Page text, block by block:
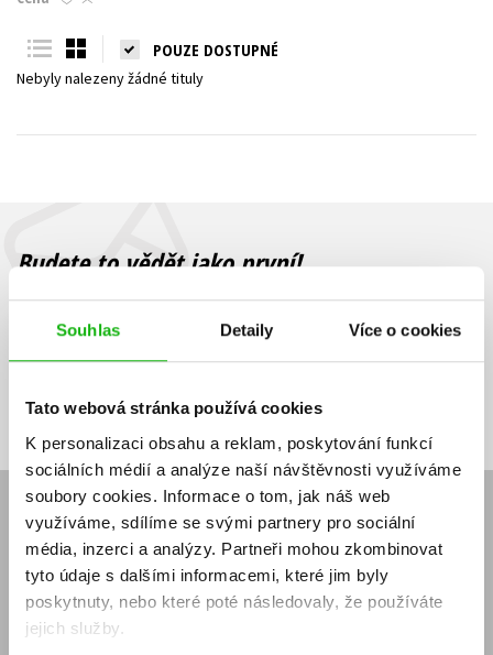
Souhlas Detaily Více o cookies
Tato webová stránka používá cookies
K personalizaci obsahu a reklam, poskytování funkcí
sociálních médií a analýze naší návštěvnosti využíváme
soubory cookies. Informace o tom, jak náš web
využíváme, sdílíme se svými partnery pro sociální
média, inzerci a analýzy. Partneři mohou zkombinovat
tyto údaje s dalšími informacemi, které jim byly
poskytnuty, nebo které poté následovaly, že používáte
jejich služby.
Young adult (SK)
Všechny tituly
POUZE DOSTUPNÉ
Nebyly nalezeny žádné tituly
Budete to vědět jako první!
Zajímá Vás, jaký knižní hit právě vychází, na jaké zboží je výhodná
sleva, jaká běží soutěž o ceny? Přihlášením k odběru našich e-
souhlasíte se zpracováním osobních údajů
mailová
adresa
mailová
adresa
Vaše e-mailová adresa Přihlásit se
E-SHOP
Aktuality
Naši autoři
Obchodní podmínky
Jak nakoupit
Knižní novinky
Dárkové poukazy
Affiliate program